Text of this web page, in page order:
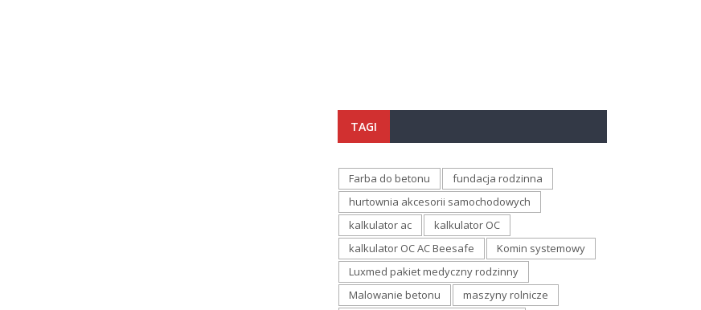
TAGI
Farba do betonu
fundacja rodzinna
hurtownia akcesorii samochodowych
kalkulator ac
kalkulator OC
kalkulator OC AC Beesafe
Komin systemowy
Luxmed pakiet medyczny rodzinny
Malowanie betonu
maszyny rolnicze